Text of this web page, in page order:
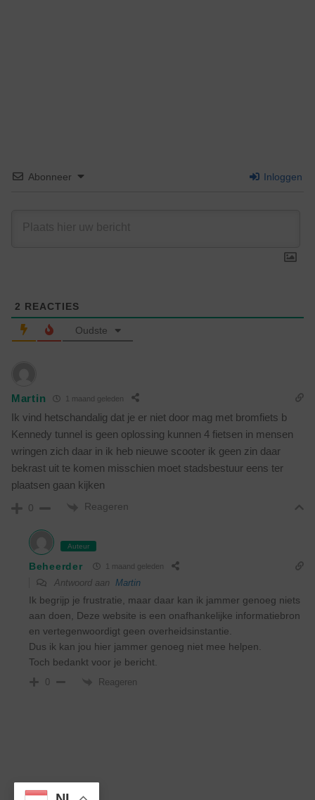
Abonneer Inloggen
2 REACTIES
Oudste
Martin 1 maand geleden
Ik vind hetschandalig dat je er niet door mag met bromfiets b
Kennedy tunnel is geen oplossing kunnen 4 fietsen in mensen
wringen zich daar in ik heb nieuwe scooter ik geen zin daar
bekrast uit te komen misschien moet stadsbestuur eens ter
plaatsen gaan kijken
0 Reageren
Auteur
Beheerder 1 maand geleden
Antwoord aan Martin
Ik begrijp je frustratie, maar daar kan ik jammer genoeg niets
aan doen, Deze website is een onafhankelijke informatiebron
en vertegenwoordigt geen overheidsinstantie.
Dus ik kan jou hier jammer genoeg niet mee helpen.
Toch bedankt voor je bericht.
0 Reageren